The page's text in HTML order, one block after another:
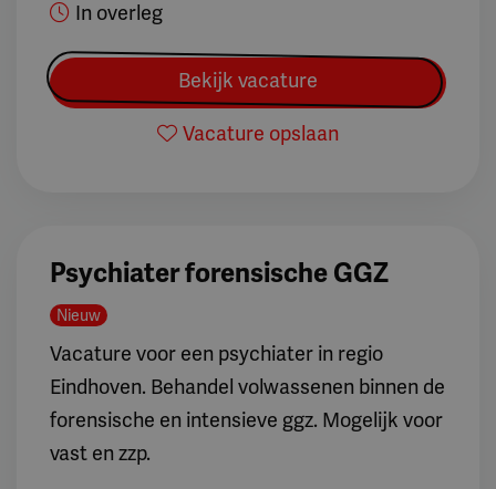
In overleg
Bekijk vacature
Vacature opslaan
Psychiater forensische GGZ
Nieuw
Vacature voor een psychiater in regio
Eindhoven. Behandel volwassenen binnen de
forensische en intensieve ggz. Mogelijk voor
vast en zzp.